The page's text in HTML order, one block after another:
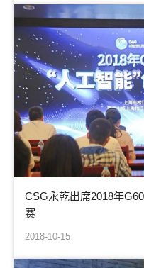
CSG永乾出席2018年
赛
2018-10-15